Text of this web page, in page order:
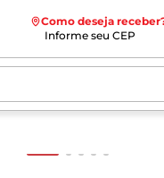
Como deseja
Informe seu CEP